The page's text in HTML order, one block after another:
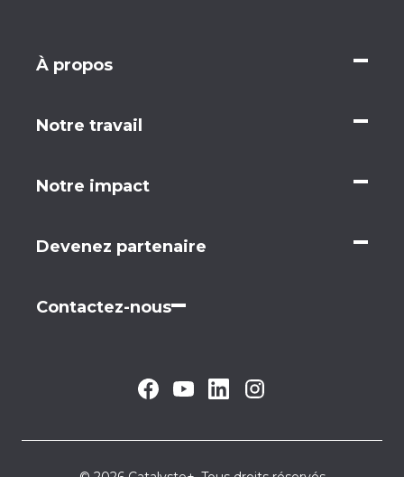
À propos
Notre travail
Notre impact
Devenez partenaire
Contactez-nous